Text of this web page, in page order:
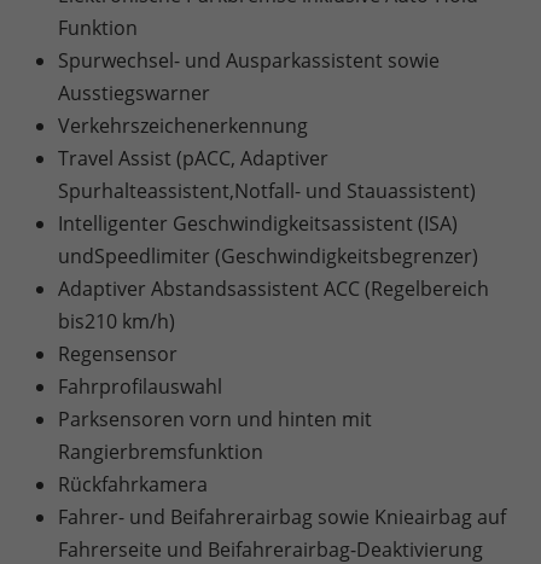
Funktion
Spurwechsel- und Ausparkassistent sowie
Ausstiegswarner
Verkehrszeichenerkennung
Travel Assist (pACC, Adaptiver
Spurhalteassistent,Notfall- und Stauassistent)
Intelligenter Geschwindigkeitsassistent (ISA)
undSpeedlimiter (Geschwindigkeitsbegrenzer)
Adaptiver Abstandsassistent ACC (Regelbereich
bis210 km/h)
Regensensor
Fahrprofilauswahl
Parksensoren vorn und hinten mit
Rangierbremsfunktion
Rückfahrkamera
Fahrer- und Beifahrerairbag sowie Knieairbag auf
Fahrerseite und Beifahrerairbag-Deaktivierung